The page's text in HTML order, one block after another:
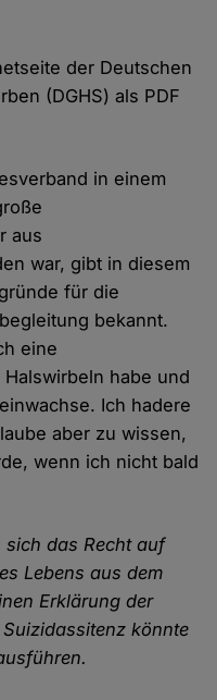
der Deutschen
(DGHS) als PDF
in einem
aus
war, gibt in diesem
für die
bekannt.
eine
habe und
Ich hadere
aber zu wissen,
wenn ich nicht bald
das Recht auf
Lebens aus dem
Erklärung der
könnte